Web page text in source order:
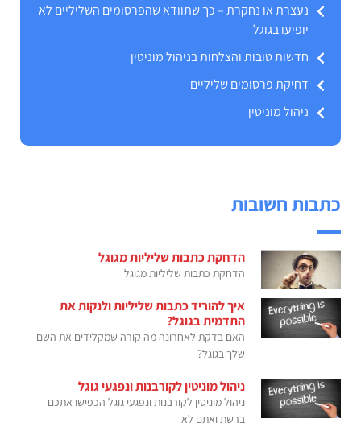
נעצרת או נחקרת – כך שתוודא שהפרסומים השליליים לא
יופיעו בגוגל
חדשות טובות והצלחות בניהול מוניטין
דחיקת פרסומים שליליים
ניהול מוניטין
כתבות חשובות
הדחקת כתבות שליליות מגוגל
הדחקת כתבות שליליות מגוגל
איך להוריד כתבות שליליות ולנקות את
התדמית בגוגל?
האם בדקת לאחרונה מה קורה שמקלידים את השם
שלך בגוגל?
ניהול מוניטין לקורבנות ונפגעי גוגל
ניהול מוניטין לקורבנות ונפגעי גוגל הכפישו אתכם
ברשת ואתם לא